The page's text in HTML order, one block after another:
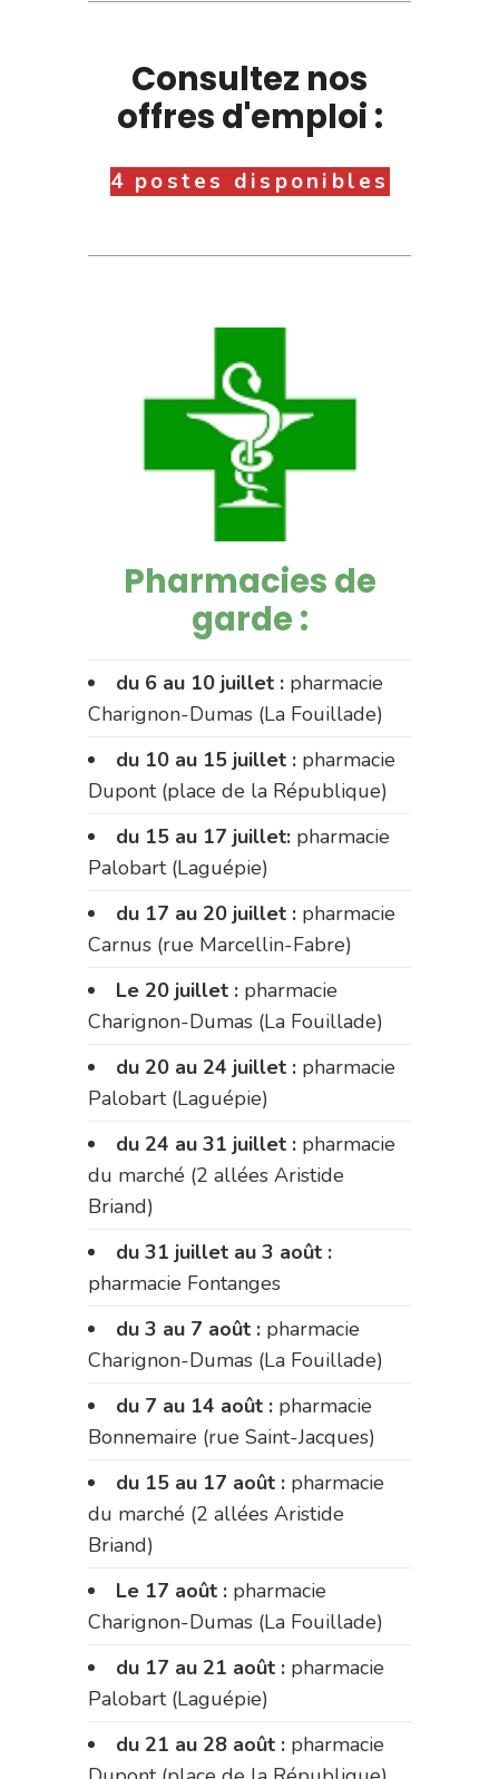
Consultez nos
offres d'emploi :
4 postes disponibles
Pharmacies de
garde :
du 6 au 10 juillet : pharmacie
Charignon-Dumas (La Fouillade)
du 10 au 15 juillet : pharmacie
Dupont (place de la République)
du 15 au 17 juillet: pharmacie
Palobart (Laguépie)
du 17 au 20 juillet : pharmacie
Carnus (rue Marcellin-Fabre)
Le 20 juillet : pharmacie
Charignon-Dumas (La Fouillade)
du 20 au 24 juillet : pharmacie
Palobart (Laguépie)
du 24 au 31 juillet : pharmacie
du marché (2 allées Aristide
Briand)
du 31 juillet au 3 août :
pharmacie Fontanges
du 3 au 7 août : pharmacie
Charignon-Dumas (La Fouillade)
du 7 au 14 août : pharmacie
Bonnemaire (rue Saint-Jacques)
du 15 au 17 août : pharmacie
du marché (2 allées Aristide
Briand)
Le 17 août : pharmacie
Charignon-Dumas (La Fouillade)
du 17 au 21 août : pharmacie
Palobart (Laguépie)
du 21 au 28 août : pharmacie